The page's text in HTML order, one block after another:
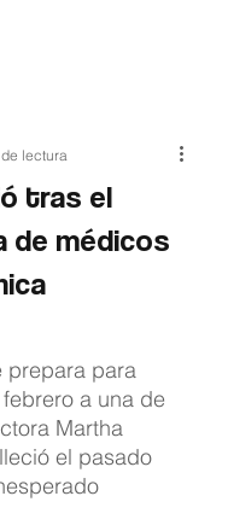
tras el
de médicos
lectura
prepara para
a una de
Martha
el pasado